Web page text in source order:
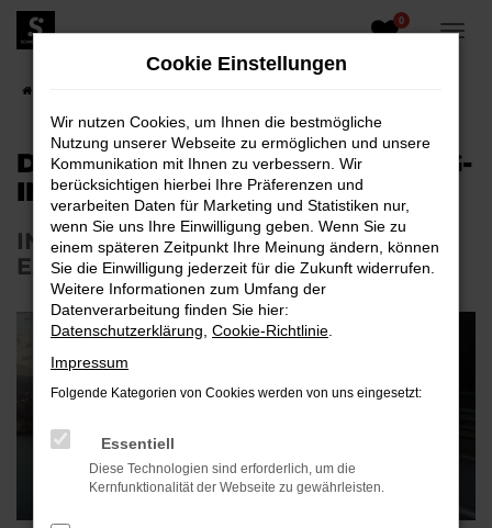
Zum
Hauptinhalt
0
DER NEUE TOYOTA PRIUS PLUG-
IN HYBRID
INNOVATIV, DYNAMISCH UND
EXTREM EFFIZIENT
Cookie Einstellungen
Wir nutzen Cookies, um Ihnen die bestmögliche
Nutzung unserer Webseite zu ermöglichen und unsere
Kommunikation mit Ihnen zu verbessern. Wir
berücksichtigen hierbei Ihre Präferenzen und
verarbeiten Daten für Marketing und Statistiken nur,
wenn Sie uns Ihre Einwilligung geben. Wenn Sie zu
einem späteren Zeitpunkt Ihre Meinung ändern, können
Sie die Einwilligung jederzeit für die Zukunft widerrufen.
Weitere Informationen zum Umfang der
Datenverarbeitung finden Sie hier:
Datenschutzerklärung Cookie-Richtlinie
Impressum
Folgende Kategorien von Cookies werden von uns eingesetzt:
Essentiell
Diese Technologien sind erforderlich, um die
Kernfunktionalität der Webseite zu gewährleisten.